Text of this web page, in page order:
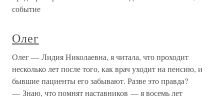
событие
Олег
Олег — Лидия Николаевна, я читала, что проходит
несколько лет после того, как врач уходит на пенсию, и
бывшие пациенты его забывают. Разве это правда?
— Знаю, что помнят наставников — я восемь лет